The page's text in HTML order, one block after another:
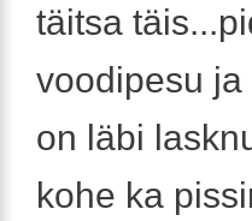
täitsa
voodipesu
on läbi
kohe ka